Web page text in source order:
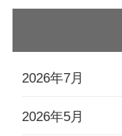
2026年7月
2026年5月